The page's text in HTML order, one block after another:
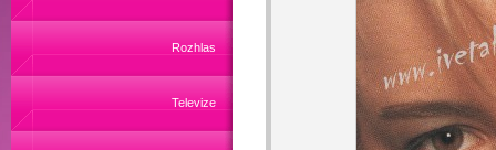
Rozhlas
Televize